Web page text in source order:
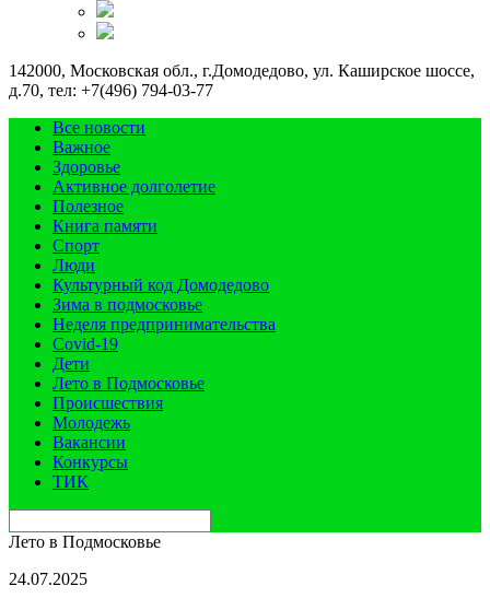
142000, Московская обл., г.Домодедово, ул. Каширское шоссе,
д.70, тел: +7(496) 794-03-77
Все новости
Важное
Здоровье
Активное долголетие
Полезное
Книга памяти
Спорт
Люди
Культурный код Домодедово
Зима в подмосковье
Неделя предпринимательства
Covid-19
Дети
Лето в Подмосковье
Происшествия
Молодежь
Вакансии
Конкурсы
ТИК
Лето в Подмосковье
24.07.2025